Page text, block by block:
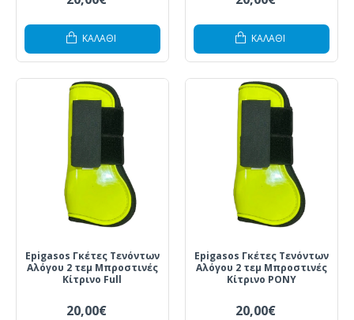
ΚΑΛΆΘΙ ΚΑΛΆΘΙ
Epigasos Γκέτες Τενόντων
Αλόγου 2 τεμ Μπροστινές
Κίτρινο Full
20,00€
Epigasos Γκέτες Τενόντων
Αλόγου 2 τεμ Μπροστινές
Κίτρινο PONY
20,00€